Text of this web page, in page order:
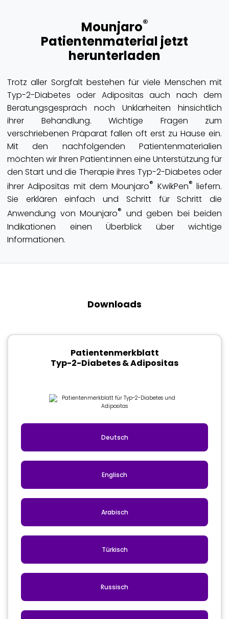
Mounjaro®
Patientenmaterial jetzt
herunterladen
Trotz aller Sorgfalt bestehen für viele Menschen mit
Typ-2-Diabetes oder Adipositas auch nach dem
Beratungsgespräch noch Unklarheiten hinsichtlich
ihrer Behandlung. Wichtige Fragen zum
verschriebenen Präparat fallen oft erst zu Hause ein.
Mit den nachfolgenden Patientenmaterialien
möchten wir Ihren Patient:innen eine Unterstützung für
den Start und die Therapie ihres Typ-2-Diabetes oder
ihrer Adipositas mit dem Mounjaro® KwikPen® liefern.
Sie erklären einfach und Schritt für Schritt die
Anwendung von Mounjaro® und geben bei beiden
Indikationen einen Überblick über wichtige
Informationen.
Downloads
Patientenmerkblatt
Typ-2-Diabetes & Adipositas
Deutsch
Englisch
Arabisch
Türkisch
Russisch